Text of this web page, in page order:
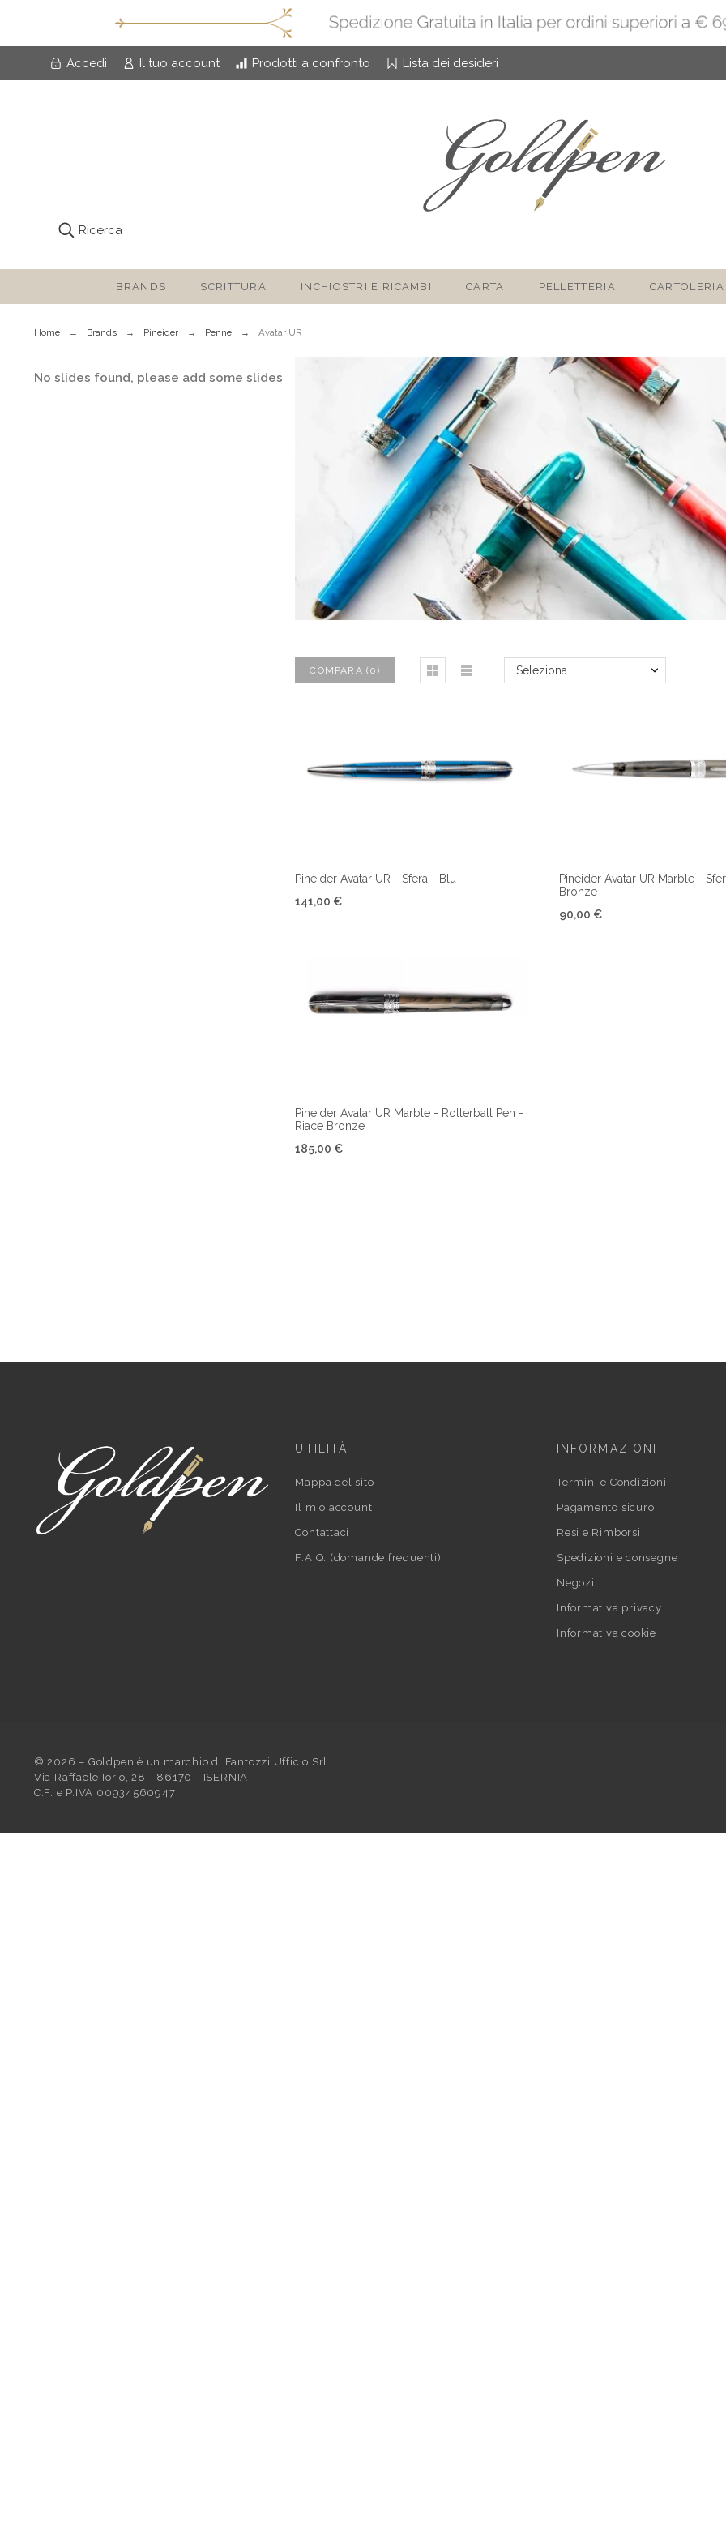
Accedi Il tuo account Prodotti a confronto Lista dei desideri
Ricerca
BRANDS SCRITTURA INCHIOSTRI E RICAMBI CARTA PELLETTERIA CARTOLERIA
No slides found, please add some slides
Home Brands Pineider Penne Avatar UR
COMPARA ( 0 ) Seleziona
Pineider Avatar UR - Sfera - Blu
141,00 €
Pineider Avatar UR Marble -
Bronze
90,00 €
Pineider Avatar UR Marble - Rollerball Pen -
Riace Bronze
185,00 €
UTILITÀ
Mappa del sito
Il mio account
Contattaci
F.A.Q. (domande frequenti)
INFORMAZIONI
Termini e Condizioni
Pagamento sicuro
Resi e Rimborsi
Spedizioni e consegne
Negozi
Informativa privacy
Informativa cookie
©2026 – Goldpen è un marchio di Fantozzi Ufficio Srl
Via Raffaele Iorio, 28 - 86170 - ISERNIA
C.F. e P.IVA 00934560947